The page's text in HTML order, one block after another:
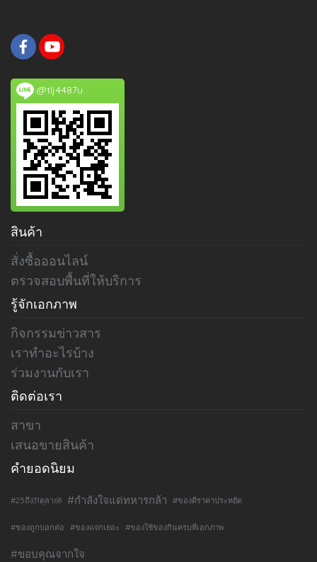
@tlj4487u
สินค้า
สั่งซื้อออนไลน์
ตรวจสอบพื้นที่ให้บริการ
รู้จักเอกภาพ
กิจกรรมข่าวสาร
เราทำอะไรบ้าง
ร่วมงานกับเรา
ติดต่อเรา
สาขา
เสนอขายสินค้า
คำยอดนิยม
#25ถึง31ตุลา68 #กำลังใจแด่ทหารกล้า #ของดีราคาประหยัด
#ของถูกบอกต่อ #ของแจกเยอะ #ของใช้ของกินครบที่เอกภาพ
#ขอบคุณจากใจ